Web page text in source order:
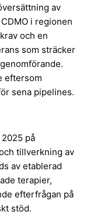
av
i regionen
och en
som sträcker
eftersom
sena pipelines.
på
tillverkning av
av etablerad
terapier,
efterfrågan på
stöd.